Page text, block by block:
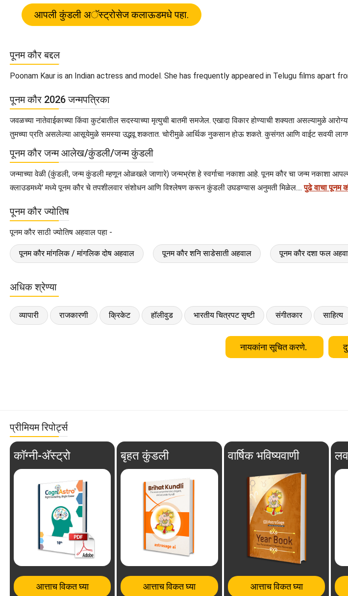
पूनम कौर बद्दल
Poonam Kaur is an Indian actress and model. She has frequently appeared in Telugu films apart
पूनम कौर 2026 जन्मपत्रिका
जवळच्या नातेवाईकाच्या किंवा कुटंबातील सदस्याच्या मृत्युची बातमी समजेल. एखादा विकार होण्याची शक्यता असल्यामुळे
तुमच्या प्रति असलेल्या आसूयेमुळे समस्या उद्भवू शकतात. चोरीमुळे आर्थिक नुकसान होऊ शकते. कुसंगत आणि वाईट सवयी
पूनम कौर जन्म आलेख/कुंडली/जन्म कुंडली
जन्माच्या वेळी (कुंडली, जन्म कुंडली म्हणून ओळखले जाणारे) जन्मभ्रंश हे स्वर्गाचा नकाशा आहे. पूनम कौर चा जन्म नकाशा
क्लाउडमध्ये' मध्ये पूनम कौर चे तपशीलवार संशोधन आणि विश्लेषण करून कुंडली उघडण्यास अनुमती मिळेल....पुढे वाचा पूनम
पूनम कौर ज्योतिष
पूनम कौर साठी ज्योतिष अहवाल पहा -
पूनम कौर मांगलिक / मांगलिक दोष अहवाल पूनम कौर शनि साडेसाती अहवाल पूनम कौर दशा फल
अधिक श्रेण्या
व्यापारी राजकारणी क्रिकेट हॉलीवुड भारतीय चित्रपट सृष्टी संगीतकार साहित्य
नायकांना सूचित करणे.
प्रीमियम रिपोर्ट्स
कॉग्नी-अ‍ॅस्ट्रो
आत्ताच विकत घ्या
बृहत कुंडली
आत्ताच विकत घ्या
वार्षिक भविष्यवाणी
आत्ताच विकत घ्या
लव